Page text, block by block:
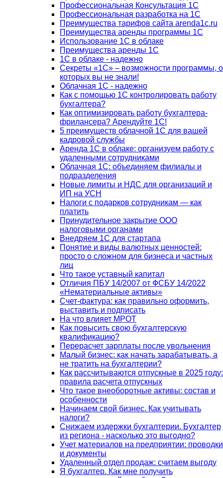
Профессиональная Консультация 1С
Профессиональная разработка на 1С
Преимущества тарифов сайта arenda1c.ru
Преимущества аренды программы 1С
Использование 1С в облаке
Преимущества аренды 1С
1С в облаке - надежно
Секреты «1С» – возможности программы, о
которых вы не знали!
Облачная 1С - надежно
Как с помощью 1С контролировать работу
бухгалтера?
Как оптимизировать работу бухгалтера-
фрилансера? Арендуйте 1С!
5 преимуществ облачной 1С для вашей
кадровой службы
Аренда 1С в облаке: организуем работу с
удаленными сотрудниками
Облачная 1С: объединяем филиалы и
подразделения
Новые лимиты и НДС для организаций и
ИП на УСН
Налоги с подарков сотрудникам — как
платить
Принудительное закрытие ООО
налоговыми органами
Внедряем 1С для стартапа
Понятие и виды валютных ценностей:
просто о сложном для бизнеса и частных
лиц
Что такое уставный капитал
Отличия ПБУ 14/2007 от ФСБУ 14/2022
«Нематериальные активы»
Счет-фактура: как правильно оформить,
выставить и подписать
На что влияет МРОТ
Как повысить свою бухгалтерскую
квалификацию?
Перерасчет зарплаты после увольнения
Малый бизнес: как начать зарабатывать, а
не тратить на бухгалтерии?
Как рассчитываются отпускные в 2025 году:
правила расчета отпускных
Что такое внеоборотные активы: состав и
особенности
Начинаем свой бизнес. Как учитывать
налоги?
Снижаем издержки бухгалтерии. Бухгалтер
из региона - насколько это выгодно?
Учет материалов на предприятии: проводки
и документы
Удаленный отдел продаж: считаем выгоду
Я бухгалтер. Как мне получить